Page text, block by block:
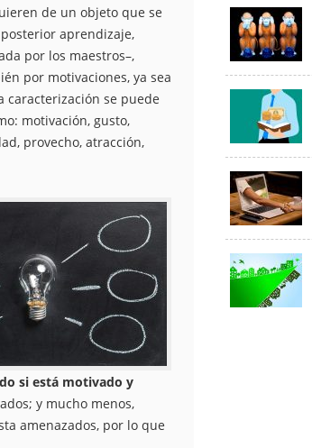
de un objeto que se
aprendizaje,
por los maestros–,
por motivaciones, ya sea
caracterización se puede
motivación, gusto,
provecho, atracción,
si está motivado y
y mucho menos,
amenazados, por lo que